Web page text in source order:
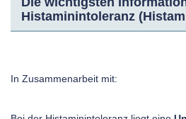
Histaminintoleranz
In Zusammenarbeit mit: